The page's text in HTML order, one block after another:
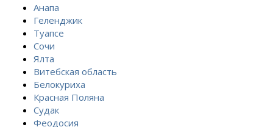
Анапа
Геленджик
Туапсе
Сочи
Ялта
Витебская область
Белокуриха
Красная Поляна
Судак
Феодосия